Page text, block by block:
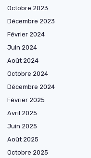
Octobre 2023
Décembre 2023
Février 2024
Juin 2024
Août 2024
Octobre 2024
Décembre 2024
Février 2025
Avril 2025
Juin 2025
Août 2025
Octobre 2025